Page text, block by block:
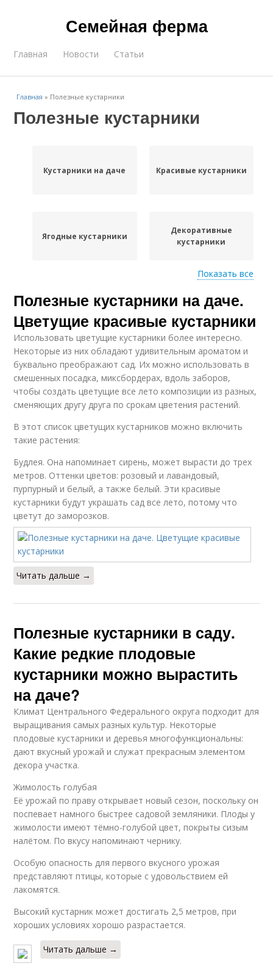
Семейная ферма
Главная Новости Статьи
Главная » Полезные кустарники
Полезные кустарники
Кустарники на даче Красивые кустарники
Ягодные кустарники
Декоративные
кустарники
Плодовые кустарники
ландшафтном
Кустарники в саду Кустарник с ягодами
Неприхотливые
кустарники
Показать все
Полезные кустарники на даче.
Цветущие красивые кустарники
Использовать цветущие кустарники более интересно.
Некоторые из них обладают удивительным ароматом и
буквально преображают сад. Их можно использовать в
смешенных посадка, миксбордерах, вдоль заборов,
чтобы создать цветущие все лето композиции из разных,
сменяющих другу друга по срокам цветения растений.
В этот список цветущих кустарников можно включить
такие растения:
Будлея. Она напоминает сирень, может вырасти до трех
метров. Оттенки цветов: розовый и лавандовый,
пурпурный и белый, а также белый. Эти красивые
кустарники будут украшать сад все лето, потому что
цветут до заморозков.
Читать дальше →
Полезные кустарники в саду.
Какие редкие плодовые
кустарники можно вырастить
на даче?
Климат Центрального Федерального округа подходит для
выращивания самых разных культур. Некоторые
плодовые кустарники и деревья многофункциональны:
дают вкусный урожай и служат прекрасным элементом
декора участка.
Жимолость голубая
Её урожай по праву открывает новый сезон, поскольку он
поспевает намного быстрее садовой земляники. Плоды у
жимолости имеют тёмно-голубой цвет, покрыты сизым
налётом. По вкусу напоминают чернику.
Особую опасность для первого вкусного урожая
представляют птицы, которые с удовольствием ей
лакомятся.
Высокий кустарник может достигать 2,5 метров, при
хороших условиях хорошо разрастается.
Читать дальше →